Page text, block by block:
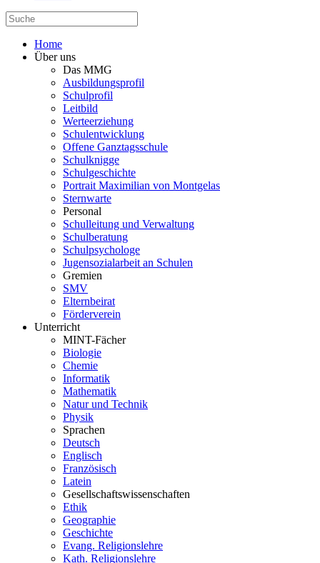
Home
Über uns
Das MMG
Ausbildungsprofil
Schulprofil
Leitbild
Werteerziehung
Schulentwicklung
Offene Ganztagsschule
Schulknigge
Schulgeschichte
Portrait Maximilian von Montgelas
Sternwarte
Personal
Schulleitung und Verwaltung
Schulberatung
Schulpsychologe
Jugensozialarbeit an Schulen
Gremien
SMV
Elternbeirat
Förderverein
Unterricht
MINT-Fächer
Biologie
Chemie
Informatik
Mathematik
Natur und Technik
Physik
Sprachen
Deutsch
Englisch
Französisch
Latein
Gesellschaftswissenschaften
Ethik
Geographie
Geschichte
Evang. Religionslehre
Kath. Religionslehre